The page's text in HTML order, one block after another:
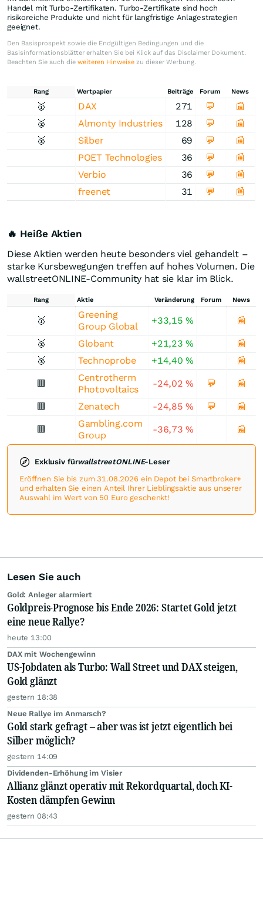
Handel mit Turbo-Zertifikaten. Turbo-Zertifikate sind hoch
risikoreiche Produkte und nicht für langfristige Anlagestrategien
geeignet.
Den Basisprospekt sowie die Endgültigen Bedingungen und die
Basisinformationsblätter erhalten Sie bei Klick auf das Disclaimer Dokument.
Beachten Sie auch die weiteren Hinweise zu dieser Werbung.
Rang Wertpapier Beiträge Forum News
🥇 DAX 271 💬
📰
🥈
Almonty Industries 128 💬
📰
🥉
Silber 69 💬
📰
POET Technologies
36 💬
📰
Verbio
36 💬
📰
freenet
31 💬 📰
🔥 Heiße Aktien
Diese Aktien werden heute besonders viel gehandelt –
starke Kursbewegungen treffen auf hohes Volumen. Die
wallstreetONLINE-Community hat sie klar im Blick.
Rang Aktie Veränderung Forum News
🥇
Greening
Group Global
+33,15% 📰
🥈 Globant +21,23%
📰
🥉
Technoprobe +14,40% 📰
🟥
Centrotherm
Photovoltaics
-24,02% 💬 📰
🟥 Zenatech -24,85% 💬 📰
🟥
Gambling.com
Group
-36,73% 📰
Exklusiv fürwallstreetONLINE-Leser
Eröffnen Sie bis zum 31.08.2026 ein Depot bei Smartbroker+
und erhalten Sie einen Anteil Ihrer Lieblingsaktie aus unserer
Auswahl im Wert von 50 Euro geschenkt!
Lesen Sie auch
Gold: Anleger alarmiert
Goldpreis-Prognose bis Ende 2026: Startet Gold jetzt
eine neue Rallye?
heute 13:00
DAX mit Wochengewinn
US-Jobdaten als Turbo: Wall Street und DAX steigen,
Gold glänzt
gestern 18:38
Neue Rallye im Anmarsch?
Gold stark gefragt – aber was ist jetzt eigentlich bei
Silber möglich?
gestern 14:09
Dividenden-Erhöhung im Visier
Allianz glänzt operativ mit Rekordquartal, doch KI-
Kosten dämpfen Gewinn
gestern 08:43